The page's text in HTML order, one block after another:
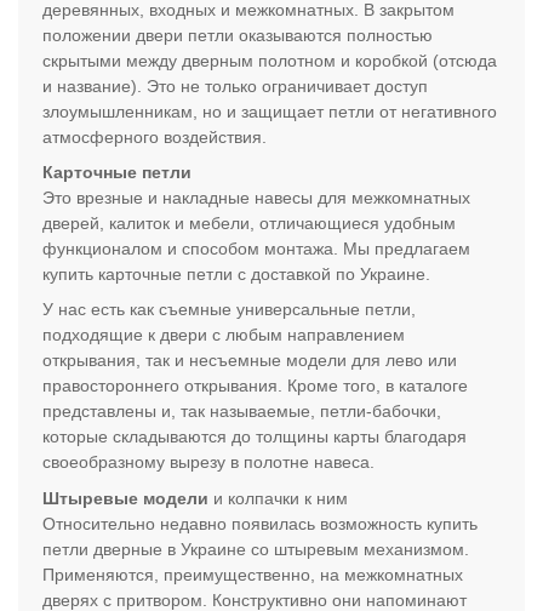
деревянных, входных и межкомнатных. В закрытом
положении двери петли оказываются полностью
скрытыми между дверным полотном и коробкой (отсюда
и название). Это не только ограничивает доступ
злоумышленникам, но и защищает петли от негативного
атмосферного воздействия.
Карточные петли
Это врезные и накладные навесы для межкомнатных
дверей, калиток и мебели, отличающиеся удобным
функционалом и способом монтажа. Мы предлагаем
купить карточные петли с доставкой по Украине.
У нас есть как съемные универсальные петли,
подходящие к двери с любым направлением
открывания, так и несъемные модели для лево или
правостороннего открывания. Кроме того, в каталоге
представлены и, так называемые, петли-бабочки,
которые складываются до толщины карты благодаря
своеобразному вырезу в полотне навеса.
Штыревые модели и колпачки к ним
Относительно недавно появилась возможность купить
петли дверные в Украине со штыревым механизмом.
Применяются, преимущественно, на межкомнатных
дверях с притвором. Конструктивно они напоминают